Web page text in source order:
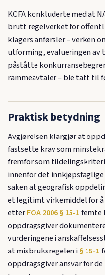
KOFA konkluderte med at
brutt regelverket for
klagers anførsler – verken
utforming, evalueringen
påståtte
rammeavtaler – ble tatt til
Praktisk betydning
Avgjørelsen klargjør at
fastsette krav som
fremfor som
innenfor det
saken at geografisk
et legitimt virkemiddel for
etterFOA 2006 § 15-1femte
oppdragsgiver
vurderingene i
at misbruksregelen i§ 15-1
oppdragsgiver ansvar for